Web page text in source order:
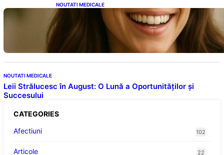
NOUTATI MEDICALE
Ceaiul – Băutura care protejează inima:
Descoperiri recente despre beneficiile
consumului zilnic
NOUTATI MEDICALE
Leii Strălucesc în August: O Lună a Oportunităților și
Succesului
CATEGORIES
Afectiuni
102
Articole 22